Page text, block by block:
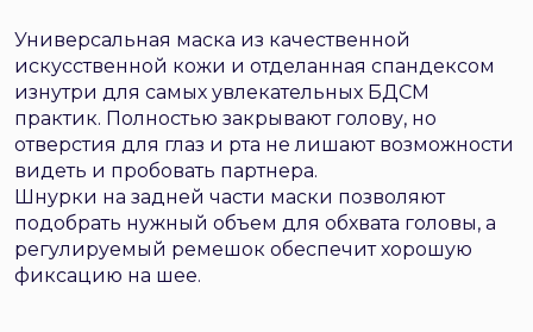
Универсальная маска из качественной
искусственной кожи и отделанная спандексом
изнутри для самых увлекательных БДСМ
практик. Полностью закрывают голову, но
отверстия для глаз и рта не лишают возможности
видеть и пробовать партнера.
Шнурки на задней части маски позволяют
подобрать нужный объем для обхвата головы, а
регулируемый ремешок обеспечит хорошую
фиксацию на шее.